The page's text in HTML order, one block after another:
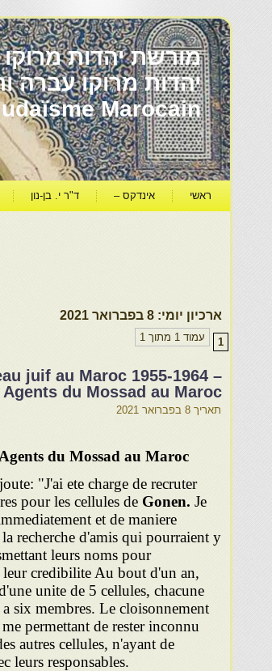
מורשת יהדות מרוקו
Marocain
ראשי אינדקס – ד"ר י. בן-נון
ארכיון יומי: 8 בפברואר 2021
עמוד 1 מתוך 1 1
juif au Maroc 1955-1964 –
du Mossad au Maroc
תאריך 8 בפברואר 2021
du Mossad au Maroc
"J'ai ete charge de recruter
pour les cellules de Gonen. Je
et de maniere
recherche d'amis qui pourraient y
leurs noms pour
credibilite Au bout d'un an,
unite de 5 cellules, chacune
six membres. Le cloisonnement
permettant de rester inconnu
autres cellules, n'ayant de
leurs responsables.